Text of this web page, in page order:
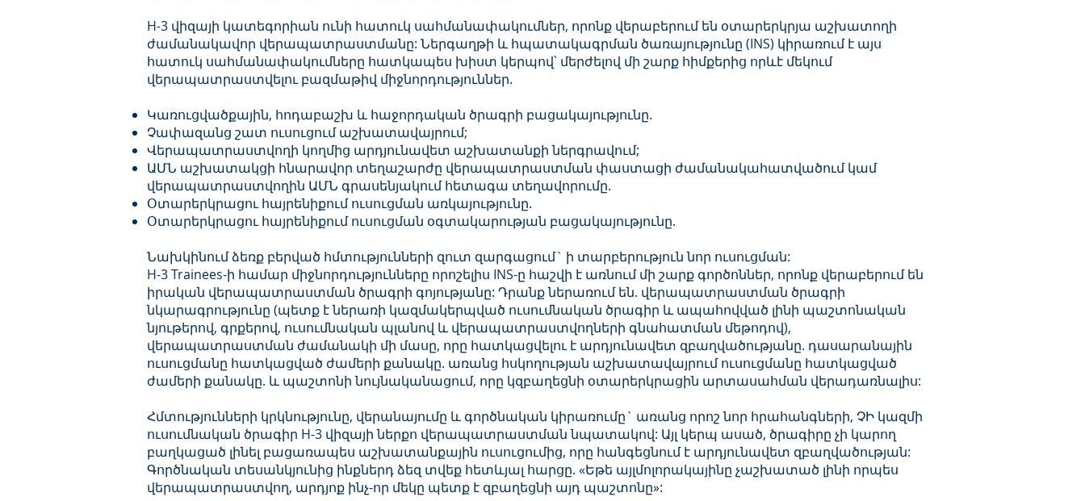
H-3 վիզայի կատեգորիան ունի հատուկ սահմանափակումներ, որոնք վերաբերում են օտարերկրյա աշխատողի
ժամանակավոր վերապատրաստմանը: Ներգաղթի և հպատակագրման ծառայությունը (INS) կիրառում է այս
հատուկ սահմանափակումները հատկապես խիստ կերպով՝ մերժելով մի շարք հիմքերից որևէ մեկում
վերապատրաստվելու բազմաթիվ միջնորդություններ.
Կառուցվածքային, հոդաբաշխ և հաջորդական ծրագրի բացակայությունը.
Չափազանց շատ ուսուցում աշխատավայրում;
Վերապատրաստվողի կողմից արդյունավետ աշխատանքի ներգրավում;
ԱՄՆ աշխատակցի հնարավոր տեղաշարժը վերապատրաստման փաստացի ժամանակահատվածում կամ
վերապատրաստվողին ԱՄՆ գրասենյակում հետագա տեղավորումը.
Օտարերկրացու հայրենիքում ուսուցման առկայությունը.
Օտարերկրացու հայրենիքում ուսուցման օգտակարության բացակայությունը.
Նախկինում ձեռք բերված հմտությունների զուտ զարգացում` ի տարբերություն նոր ուսուցման:
H-3 Trainees-ի համար միջնորդությունները որոշելիս INS-ը հաշվի է առնում մի շարք գործոններ, որոնք վերաբերում են
իրական վերապատրաստման ծրագրի գոյությանը: Դրանք ներառում են. վերապատրաստման ծրագրի
նկարագրությունը (պետք է ներառի կազմակերպված ուսումնական ծրագիր և ապահովված լինի պաշտոնական
նյութերով, գրքերով, ուսումնական պլանով և վերապատրաստվողների գնահատման մեթոդով),
վերապատրաստման ժամանակի մի մասը, որը հատկացվելու է արդյունավետ զբաղվածությանը. դասարանային
ուսուցմանը հատկացված ժամերի քանակը. առանց հսկողության աշխատավայրում ուսուցմանը հատկացված
ժամերի քանակը. և պաշտոնի նույնականացում, որը կզբաղեցնի օտարերկրացին արտասահման վերադառնալիս:
Հմտությունների կրկնությունը, վերանայումը և գործնական կիրառումը` առանց որոշ նոր հրահանգների, ՉԻ կազմի
ուսումնական ծրագիր H-3 վիզայի ներքո վերապատրաստման նպատակով: Այլ կերպ ասած, ծրագիրը չի կարող
բաղկացած լինել բացառապես աշխատանքային ուսուցումից, որը հանգեցնում է արդյունավետ զբաղվածության:
Գործնական տեսանկյունից ինքներդ ձեզ տվեք հետևյալ հարցը. «Եթե այլմոլորակայինը չաշխատած լինի որպես
վերապատրաստվող, արդյոք ինչ-որ մեկը պետք է զբաղեցնի այդ պաշտոնը»: